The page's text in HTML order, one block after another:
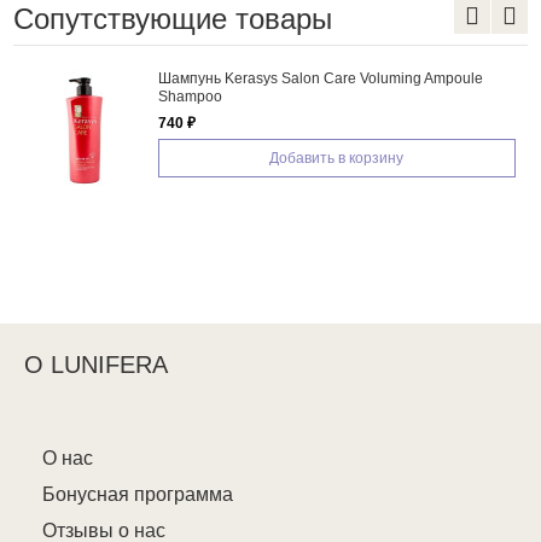
Сопутствующие товары
Шампунь Kerasys Salon Care Voluming Ampoule
Shampoo
740 ₽
Добавить в корзину
О LUNIFERA
О нас
Бонусная программа
Отзывы о нас